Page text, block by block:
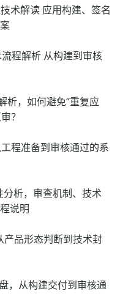
术解读 应用构建、签名
程解析 从构建到审核
析，如何避免“重复应
？
程准备到审核通过的系
析，审查机制、技术
说明
产品形态判断到技术封
，从构建交付到审核通